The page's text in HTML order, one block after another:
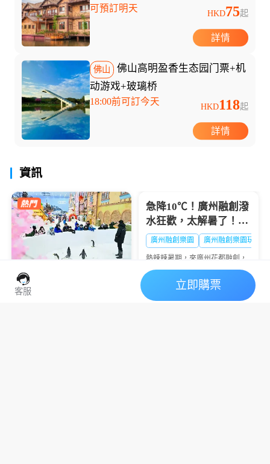
可預訂明天 HKD75起
詳情
佛山
佛山高明盈香生态园门票+机
动游戏+玻璃桥
18:00前可訂今天 HKD118起
詳情
資訊
廣州熱雪奇跡2026暑期
假期，讓你的暑假不再千...
急降10℃！廣州融創潑
水狂歡，太解暑了！🔥
大暑熱到融化？
廣州融創樂園 廣州融創樂園玩水
熱辣辣暑期，來廣州花都融創，
西遊天團潑水降溫💦清涼設備暢
玩+沈浸好戲登場🎭夏日快樂，
一鍵打包👇
客服
立即購票